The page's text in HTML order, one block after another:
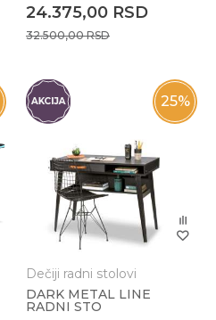
24.375,00 RSD
32.500,00RSD
25%
Dečiji radni stolovi
DARK METAL LINE
RADNI STO